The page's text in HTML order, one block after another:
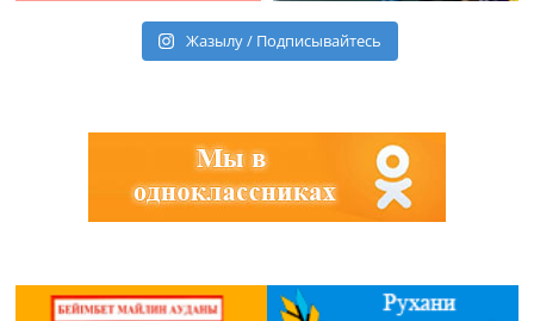
Жазылу / Подписывайтесь